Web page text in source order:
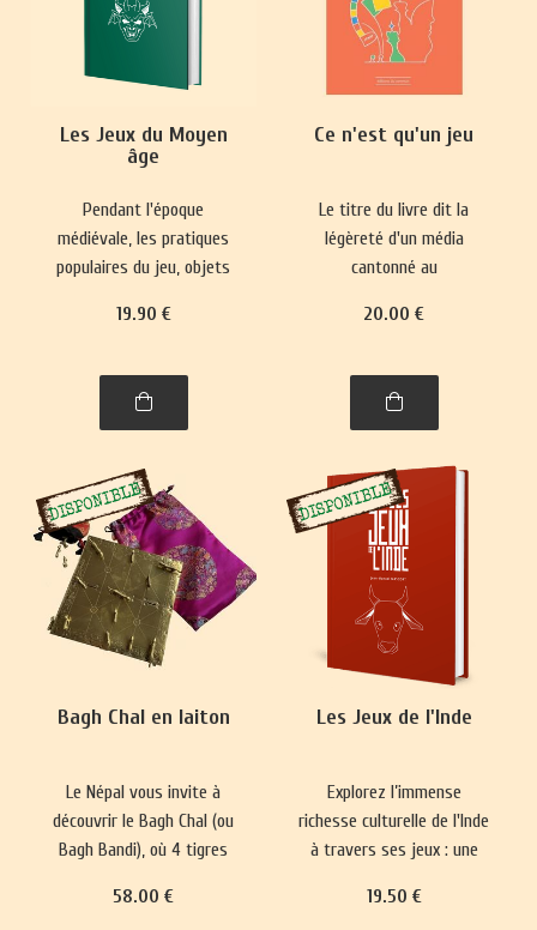
Les Jeux du Moyen
âge
Pendant l'époque
médiévale, les pratiques
populaires du jeu, objets
fréquemment à des
Parallèlement, des jeux
plus complexes ont
classes sociales
aristocratiques.
19.90 €
Ce n'est qu'un jeu
Le titre du livre dit la
légèreté d'un média
cantonné au
mineure dans le paysage
réactualise nos
représentations du monde
sociales depuis 5000 ans.
20.00 €
Bagh Chal en laiton
Le Népal vous invite à
découvrir le Bagh Chal (ou
Bagh Bandi), où 4 tigres
58.00 €
Les Jeux de l'Inde
Explorez l’immense
richesse culturelle de l'Inde
à travers ses jeux : une
divertissement, plaisir,
19.50 €